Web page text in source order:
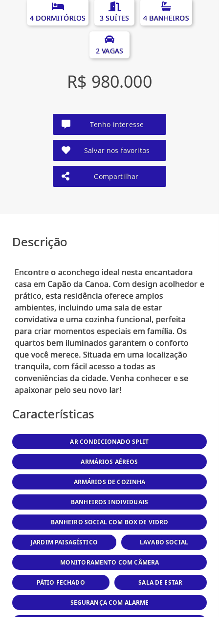
4 DORMITÓRIOS 3 SUÍTES 4 BANHEIROS
2 VAGAS
R$ 980.000
Tenho interesse
Salvar nos favoritos
Compartilhar
Descrição
Encontre o aconchego ideal nesta encantadora
casa em Capão da Canoa. Com design acolhedor e
prático, esta residência oferece amplos
ambientes, incluindo uma sala de estar
convidativa e uma cozinha funcional, perfeita
para criar momentos especiais em família. Os
quartos bem iluminados garantem o conforto
que você merece. Situada em uma localização
tranquila, com fácil acesso a todas as
conveniências da cidade. Venha conhecer e se
Características
AR CONDICIONADO SPLIT
ARMÁRIOS AÉREOS
ARMÁRIOS DE COZINHA
BANHEIROS INDIVIDUAIS
BANHEIRO SOCIAL COM BOX DE VIDRO
JARDIM PAISAGÍSTICO LAVABO SOCIAL
MONITORAMENTO COM CÂMERA
PÁTIO FECHADO SALA DE ESTAR
SEGURANÇA COM ALARME